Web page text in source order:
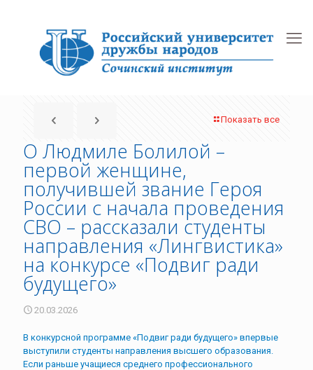
Показать все
О Людмиле Болилой –
первой женщине,
получившей звание Героя
России с начала проведения
СВО – рассказали студенты
направления «Лингвистика»
на конкурсе «Подвиг ради
будущего»
20.03.2026
В конкурсной программе «Подвиг ради будущего» впервые
выступили студенты направления высшего образования.
Если раньше учащиеся среднего профессионального